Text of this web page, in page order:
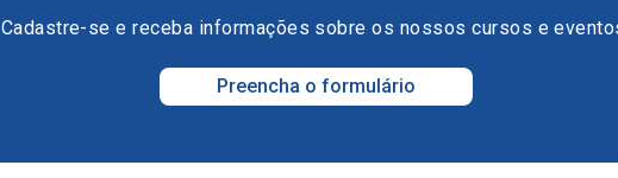
Cadastre-se e receba informações sobre os nossos cursos e
Preencha o formulário